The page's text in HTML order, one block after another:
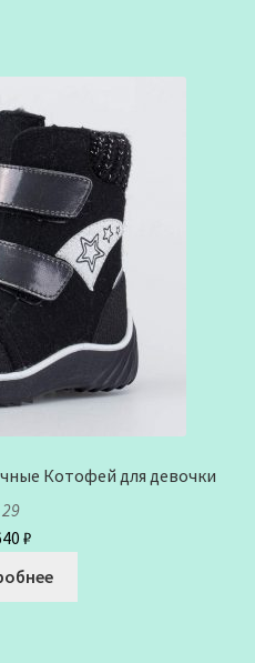
Котофей для девочки
₽